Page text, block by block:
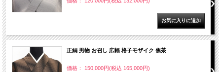
正絹 男物 お召し 広幅 格子モザイク 焦茶
価格： 150,000円(税込 165,000円)